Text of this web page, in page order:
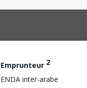
Emprunteur 2
ENDA inter-arabe